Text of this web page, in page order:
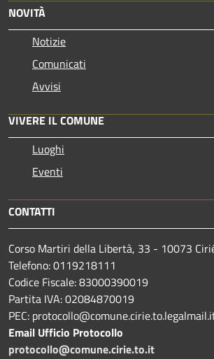
NOVITÀ
Notizie
Comunicati
Avvisi
VIVERE IL COMUNE
Luoghi
Eventi
CONTATTI
Corso Martiri della Libertà, 33 - 10073
Telefono: 0119218111
Codice Fiscale: 83000390019
Partita IVA: 02084870019
PEC:
Email Ufficio Protocollo
protocollo@comune.cirie.to.it